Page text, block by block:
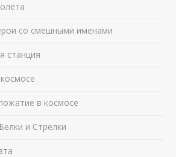
со смешными именами
станция
в космосе
и Стрелки